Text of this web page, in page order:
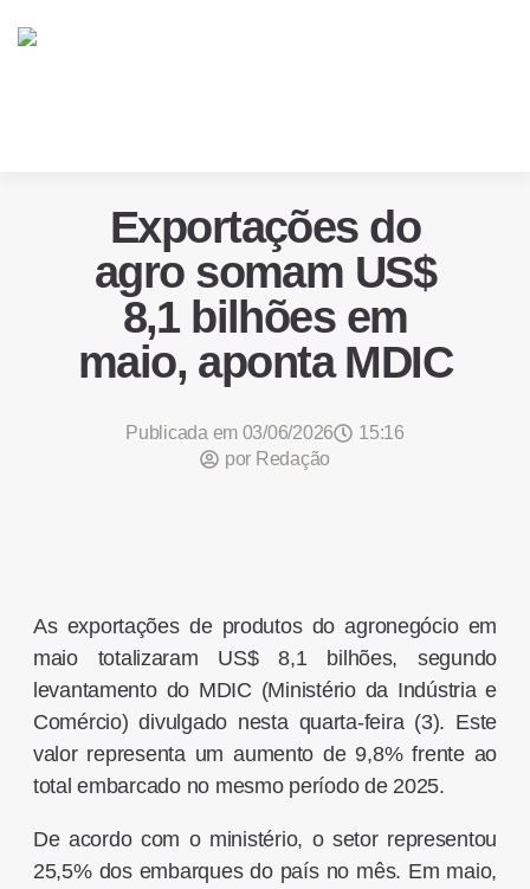
Exportações do
agro somam US$
8,1 bilhões em
maio, aponta MDIC
Publicada em 03/06/2026
15:16
por Redação
As exportações de produtos do agronegócio em
maio totalizaram US$ 8,1 bilhões, segundo
levantamento do MDIC (Ministério da Indústria e
Comércio) divulgado nesta quarta-feira (3). Este
valor representa um aumento de 9,8% frente ao
total embarcado no mesmo período de 2025.
De acordo com o ministério, o setor representou
25,5% dos embarques do país no mês. Em maio,